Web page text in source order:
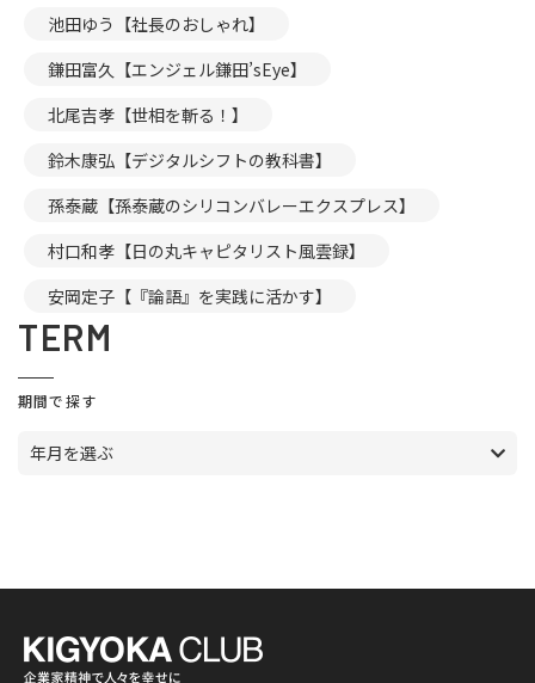
池田ゆう【社長のおしゃれ】
鎌田富久【エンジェル鎌田’sEye】
北尾吉孝【世相を斬る！】
鈴木康弘【デジタルシフトの教科書】
孫泰蔵【孫泰蔵のシリコンバレーエクスプレス】
村口和孝【日の丸キャピタリスト風雲録】
安岡定子【『論語』を実践に活かす】
TERM
期間で探す
年月を選ぶ